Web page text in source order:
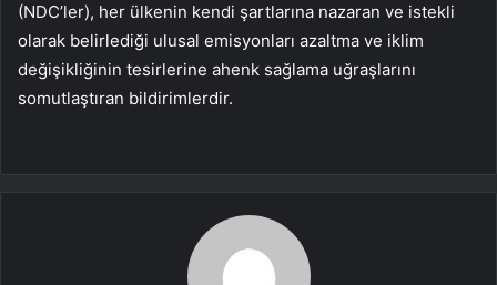
(NDC’ler), her ülkenin kendi şartlarına nazaran ve istekli
olarak belirlediği ulusal emisyonları azaltma ve iklim
değişikliğinin tesirlerine ahenk sağlama uğraşlarını
somutlaştıran bildirimlerdir.